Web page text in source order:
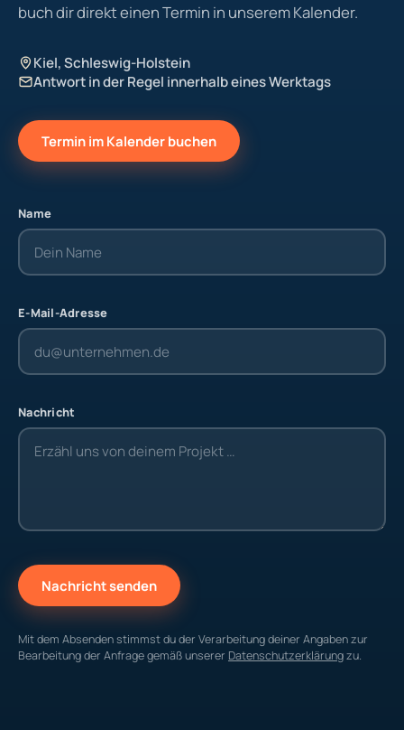
buch dir direkt einen Termin in unserem Kalender.
Kiel, Schleswig-Holstein
Antwort in der Regel innerhalb eines Werktags
Termin im Kalender buchen
Name
E-Mail-Adresse
Nachricht
Nachricht senden
Mit dem Absenden stimmst du der Verarbeitung deiner Angaben zur
Bearbeitung der Anfrage gemäß unserer Datenschutzerklärungzu.